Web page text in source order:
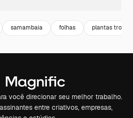
samambaia folhas plantas
você direcionar seu melhor trabalho.
entre criativos, empresas,